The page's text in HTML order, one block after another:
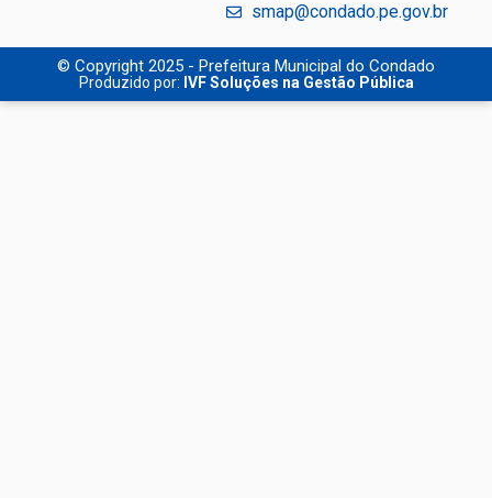
smap@condado.pe.gov.br
© Copyright 2025 - Prefeitura Municipal do Condado
Produzido por: IVF Soluções na Gestão Pública